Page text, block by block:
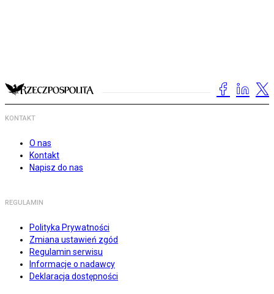
KONTAKT
O nas
Kontakt
Napisz do nas
REGULAMIN
Polityka Prywatności
Zmiana ustawień zgód
Regulamin serwisu
Informacje o nadawcy
Deklaracja dostępności